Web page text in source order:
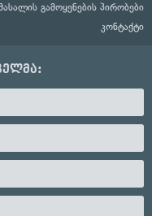
გამოყენების პირობები
კონტაქტი